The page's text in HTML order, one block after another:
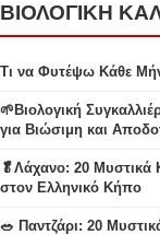
ΒΙΟΛΟΓΙΚΗ
Τι να Φυτέψω Κάθε
🌱Βιολογική
για Βιώσιμη και
🥬Λάχανο: 20 Μυστικά
στον Ελληνικό Κήπο
🥗 Παντζάρι: 20